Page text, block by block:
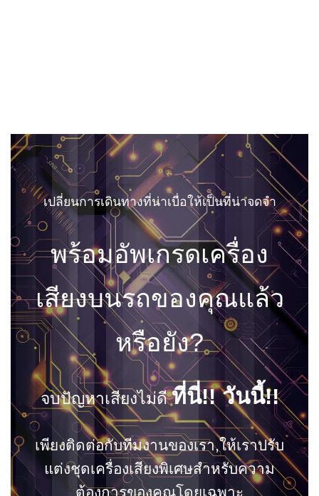
เปลี่ยนการเดินทางที่น่าเบื่อให้เป็นที่น่าจดจำ
พร้อมอัพเกรดเครื่อง
เสียงบนรถของคุณแล้ว
หรือยัง?
จบปัญหาเสียงไม่ดี ที่นี่!! วันนี้!!
เพียงติดต่อกับทีมงานของเรา,ให้เราปรับ
แต่งชุดเครื่องเสียงพิเศษสำหรับความ
ต้องการของคุณโดยเฉพาะ